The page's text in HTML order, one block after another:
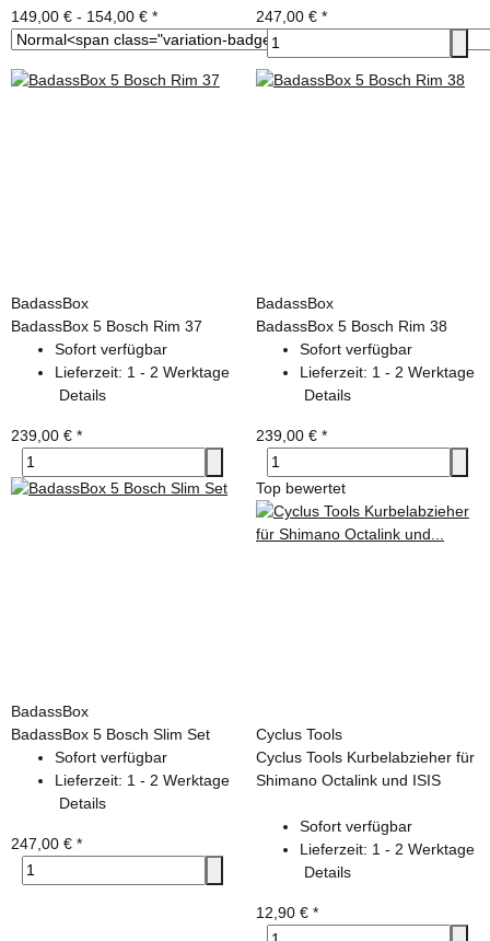
149,00 € - 154,00 € * 247,00 € *
BadassBox
BadassBox 5 Bosch Rim 37
Sofort verfügbar
Lieferzeit: 1 - 2 Werktage
Details
239,00 € *
BadassBox
BadassBox 5 Bosch Rim 38
Sofort verfügbar
Lieferzeit: 1 - 2 Werktage
Details
239,00 € *
BadassBox
BadassBox 5 Bosch Slim Set
Sofort verfügbar
Lieferzeit: 1 - 2 Werktage
Details
247,00 € *
Top bewertet
Cyclus Tools
Cyclus Tools Kurbelabzieher für
Shimano Octalink und ISIS
Sofort verfügbar
Lieferzeit: 1 - 2 Werktage
Details
12,90 € *